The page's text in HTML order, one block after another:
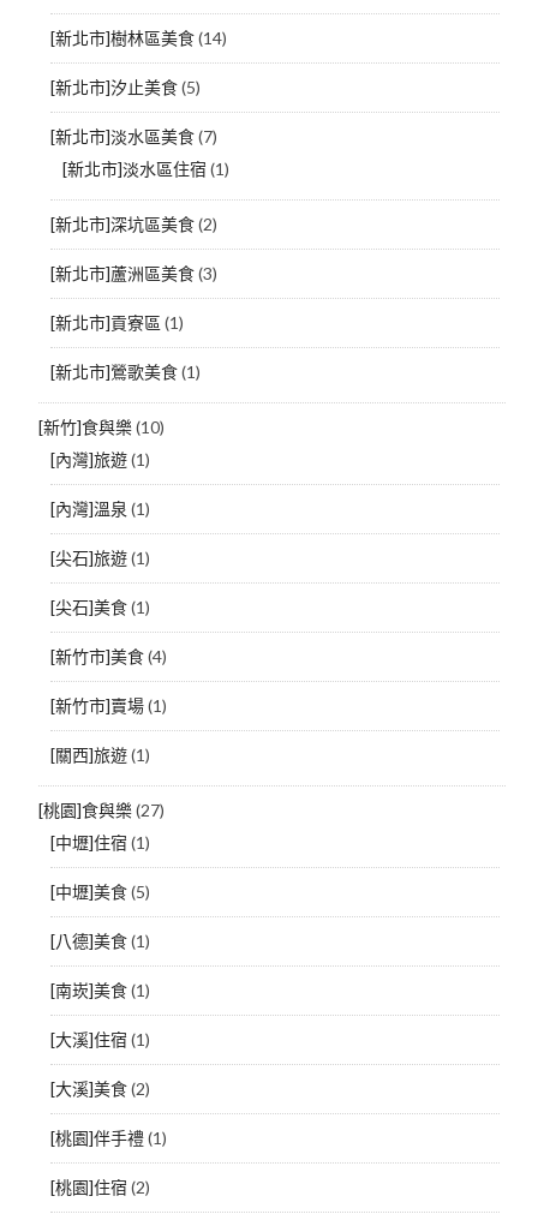
[新北市]樹林區美食(14)
[新北市]汐止美食(5)
[新北市]淡水區美食(7)
[新北市]淡水區住宿 (1)
[新北市]深坑區美食(2)
[新北市]蘆洲區美食(3)
[新北市]貢寮區 (1)
[新北市]鶯歌美食(1)
[新竹]食與樂(10)
[內灣]旅遊(1)
[內灣]溫泉 (1)
[尖石]旅遊(1)
[尖石]美食(1)
[新竹市]美食(4)
[新竹市]賣場(1)
[關西]旅遊(1)
[桃園]食與樂(27)
[中壢]住宿 (1)
[中壢]美食(5)
[八德]美食(1)
[南崁]美食(1)
[大溪]住宿 (1)
[大溪]美食(2)
[桃園]伴手禮(1)
[桃園]住宿 (2)